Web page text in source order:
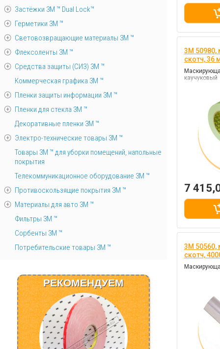
3M 50980,
скотч, 36
каучуковый
7
3M 50560,
скотч,
Застёжки 3М ™ Dual Lock™
Герметики 3М ™
Световозвращающие материалы 3М ™
Флексоленты 3М ™
Средства защиты (СИЗ) 3M ™
Коммерческая графика 3М ™
Пленки защиты информации 3М ™
Пленки для стекла 3М ™
Декоративные пленки 3М ™
Электро-технические товары 3М ™
Товары 3М ™ для уборки помещений, напольные
покрытия
Телекоммуникационное оборудование 3М ™
Противоскользящие покрытия 3М ™
Материалы для авто 3М ™
Фильтры 3М ™
Сорбенты 3М ™
Потребительские товары 3М ™
РЕКОМЕНДУЕМ